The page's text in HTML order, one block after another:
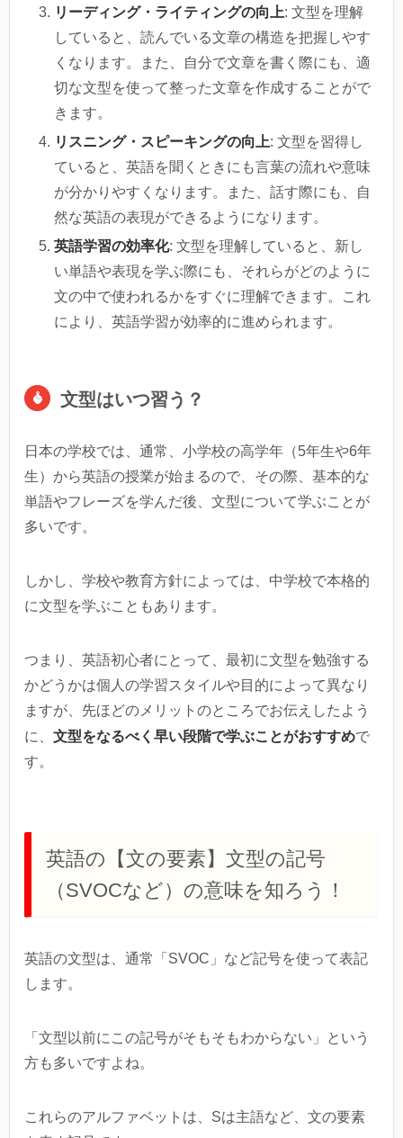
リーディング・ライティングの向上: 文型を理解
していると、読んでいる文章の構造を把握しやす
くなります。また、自分で文章を書く際にも、適
切な文型を使って整った文章を作成することがで
きます。
リスニング・スピーキングの向上: 文型を習得し
ていると、英語を聞くときにも言葉の流れや意味
が分かりやすくなります。また、話す際にも、自
然な英語の表現ができるようになります。
英語学習の効率化: 文型を理解していると、新し
い単語や表現を学ぶ際にも、それらがどのように
文の中で使われるかをすぐに理解できます。これ
により、英語学習が効率的に進められます。
文型はいつ習う？
日本の学校では、通常、小学校の高学年（5年生や6年
生）から英語の授業が始まるので、その際、基本的な
単語やフレーズを学んだ後、文型について学ぶことが
多いです。
しかし、学校や教育方針によっては、中学校で本格的
に文型を学ぶこともあります。
つまり、英語初心者にとって、最初に文型を勉強する
かどうかは個人の学習スタイルや目的によって異なり
ますが、先ほどのメリットのところでお伝えしたよう
に、 文型をなるべく早い段階で学ぶことがおすすめで
す。
英語の【文の要素】文型の記号
（SVOCなど）の意味を知ろう！
英語の文型は、通常「SVOC」など記号を使って表記
します。
「文型以前にこの記号がそもそもわからない」という
方も多いですよね。
これらのアルファベットは、Sは主語など、文の要素